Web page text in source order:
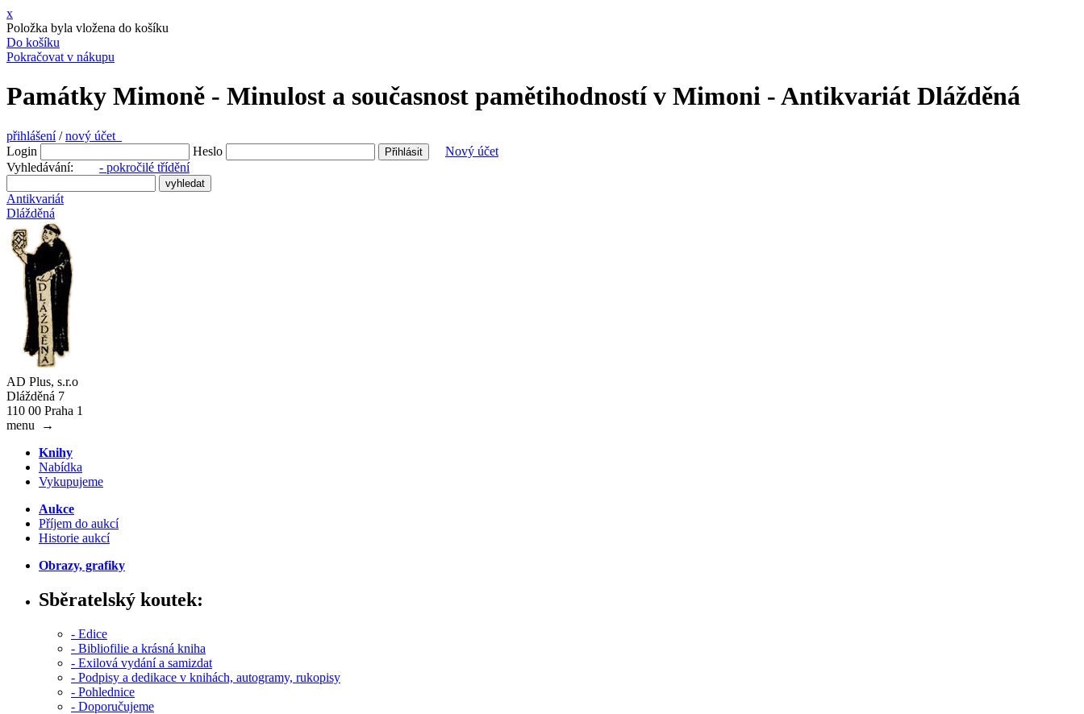
x
Položka byla vložena do košíku
Do košíku
Pokračovat v nákupu
Památky Mimoně - Minulost a současnost pamětihodností v Mimoni - Antikvariát Dlážděná
přihlášení/nový účet
Login
Heslo
Nový účet
Vyhledávání: - pokročilé třídění
Antikvariát
Dlážděná
AD Plus, s.r.o
Dlážděná 7
110 00 Praha 1
menu
→
Knihy
Nabídka
Vykupujeme
Aukce
Příjem do aukcí
Historie aukcí
Obrazy, grafiky
Sběratelský koutek:
- Edice
- Bibliofilie a krásná kniha
- Exilová vydání a samizdat
- Podpisy a dedikace v knihách, autogramy, rukopisy
- Pohlednice
- Doporučujeme